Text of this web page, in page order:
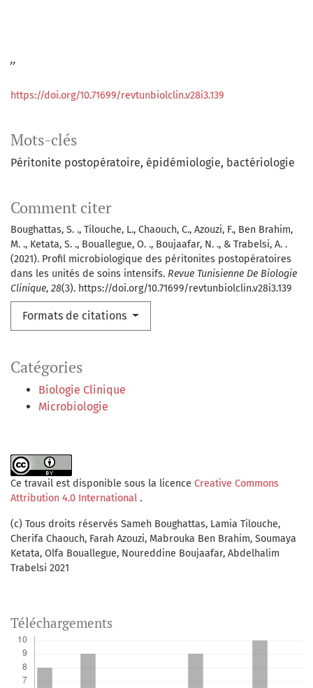
Mots-clés
Péritonite postopératoire épidémiologie bactériologie
Catégories
Biologie Clinique
Microbiologie
Comment citer
Boughattas, S. ., Tilouche, L., Chaouch, C., Azouzi, F., Ben Brahim,
M. ., Ketata, S. ., Bouallegue, O. ., Boujaafar, N. ., & Trabelsi, A. .
(2021). Profil microbiologique des péritonites postopératoires
dans les unités de soins intensifs. Revue Tunisienne De Biologie
Clinique, 28(3). https://doi.org/10.71699/revtunbiolclin.v28i3.139
Formats de citations
,,
https://doi.org/10.71699/revtunbiolclin.v28i3.139
Ce travail est disponible sous la licence Creative Commons
Attribution 4.0 International .
(c) Tous droits réservés Sameh Boughattas, Lamia Tilouche,
Cherifa Chaouch, Farah Azouzi, Mabrouka Ben Brahim, Soumaya
Ketata, Olfa Bouallegue, Noureddine Boujaafar, Abdelhalim
Trabelsi 2021
Téléchargements